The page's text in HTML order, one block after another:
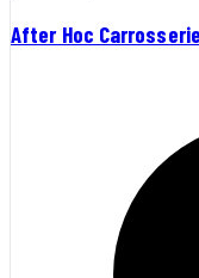
After Hoc